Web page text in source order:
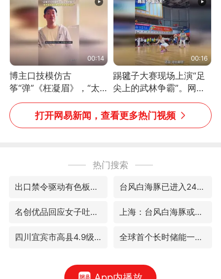
00:14
博主口技模仿古
筝“弹”《枉凝眉》，“太
像了～你是吃古筝长大的
吗？”“或将成为首位考级
不带古筝的选手。”（来
00:16
踢毽子大赛现场上演“足
尖上的武林争霸”。网
友：这哪是踢毽子，分明
是武侠片现场！#睡个好
打开网易新闻，查看更多热门视频
热门搜索
出口禁令驱动有色板块大涨 台风白海豚已进入24小时警戒线
名创优品回应女子吐槽内裤质量差 上海：台风白海豚或将带来龙卷风
四川宜宾市高县4.9级地震致1人死亡 全球首个长时储能一体化产业园量产